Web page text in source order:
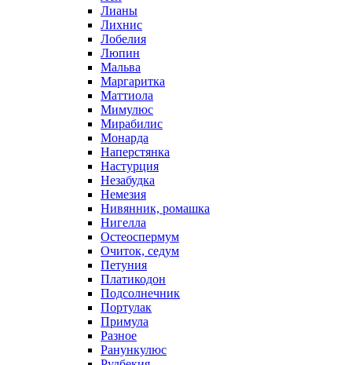
Лианы
Лихнис
Лобелия
Люпин
Мальва
Маргаритка
Маттиола
Мимулюс
Мирабилис
Монарда
Наперстянка
Настурция
Незабудка
Немезия
Нивянник, ромашка
Нигелла
Остеоспермум
Очиток, седум
Петуния
Платикодон
Подсолнечник
Портулак
Примула
Разное
Ранункулюс